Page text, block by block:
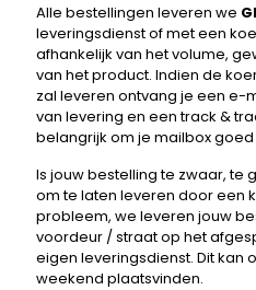
Alle bestellingen leveren we
leveringsdienst of met een
afhankelijk van het volume,
van het product. Indien de
zal leveren ontvang je een e-
van levering en een track &
belangrijk om je mailbox
Is jouw bestelling te zwaar, te
om te laten leveren door een
probleem, we leveren jouw
voordeur / straat op het
eigen leveringsdienst. Dit kan
weekend plaatsvinden.